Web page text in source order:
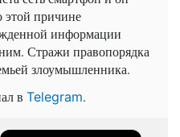
этой причине
информации
Стражи правопорядка
злоумышленника.
в Telegram.